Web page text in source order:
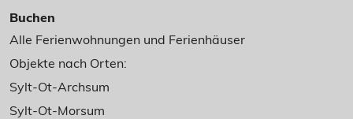
Buchen
Alle Ferienwohnungen und Ferienhäuser
Objekte nach Orten:
Sylt-Ot-Archsum
Sylt-Ot-Morsum